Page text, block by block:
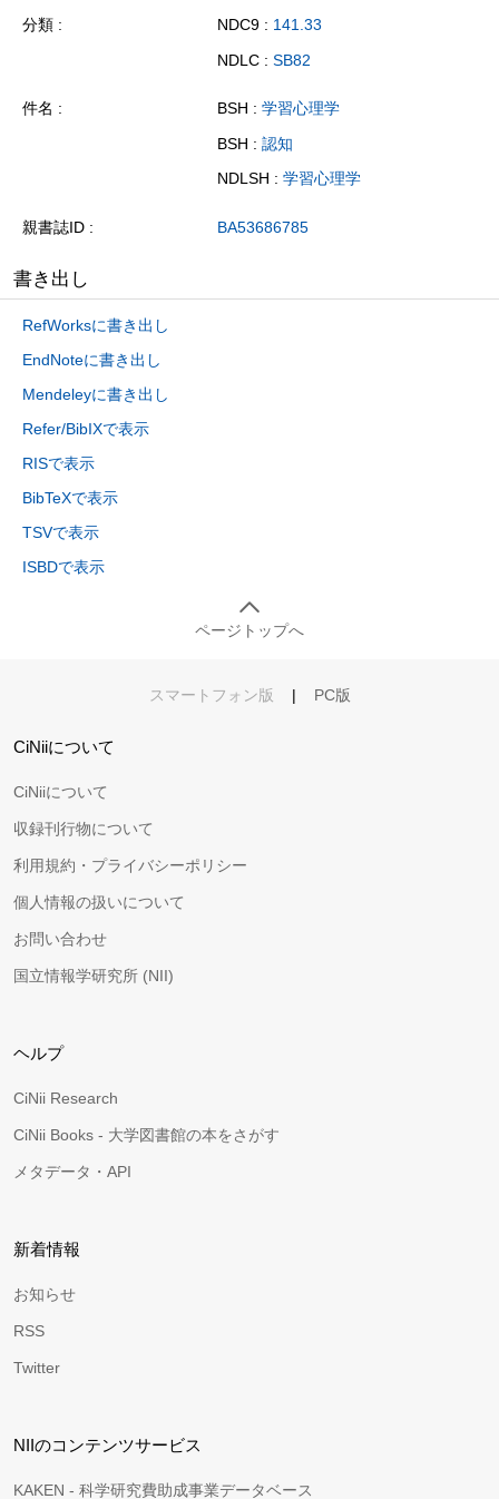
分類 NDC9 : 141.33
NDLC : SB82
件名 BSH : 学習心理学
BSH : 認知
NDLSH : 学習心理学
親書誌ID BA53686785
書き出し
RefWorksに書き出し
EndNoteに書き出し
Mendeleyに書き出し
Refer/BibIXで表示
RISで表示
BibTeXで表示
TSVで表示
ISBDで表示
ページトップへ
スマートフォン版 | PC版
CiNiiについて
CiNiiについて
収録刊行物について
利用規約・プライバシーポリシー
個人情報の扱いについて
お問い合わせ
国立情報学研究所 (NII)
ヘルプ
CiNii Research
CiNii Books - 大学図書館の本をさがす
メタデータ・API
新着情報
お知らせ
RSS
Twitter
NIIのコンテンツサービス
KAKEN - 科学研究費助成事業データベース